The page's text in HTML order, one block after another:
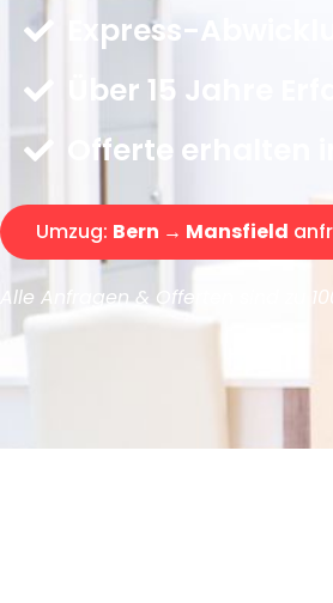
Express-
Über 15 Jahre
Offerte erhalten
Umzug: Bern → Mansfield
Alle Anfragen & Offerten sind zu